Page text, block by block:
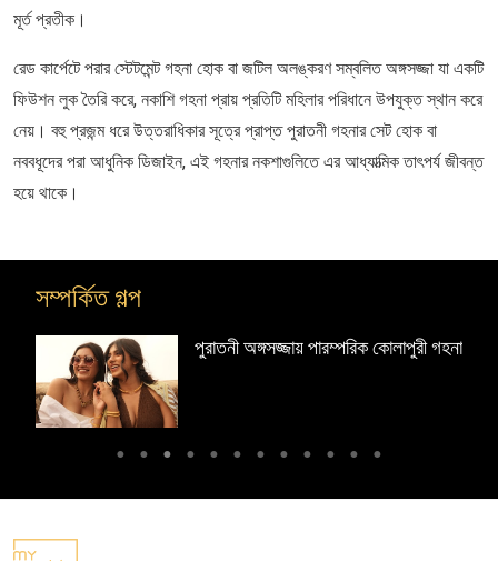
মূর্ত প্রতীক।
রেড কার্পেটে পরার স্টেটমেন্ট গহনা হোক বা জটিল অলঙ্করণ সম্বলিত অঙ্গসজ্জা যা একটি
ফিউশন লুক তৈরি করে, নকাশি গহনা প্রায় প্রতিটি মহিলার পরিধানে উপযুক্ত স্থান করে
নেয়। বহু প্রজন্ম ধরে উত্তরাধিকার সূত্রে প্রাপ্ত পুরাতনী গহনার সেট হোক বা
নববধূদের পরা আধুনিক ডিজাইন, এই গহনার নকশাগুলিতে এর আধ্যাত্মিক তাৎপর্য জীবন্ত
হয়ে থাকে।
সম্পর্কিত গল্প
পুরাতনী অঙ্গসজ্জায় পারম্পরিক কোলাপুরী গহনা